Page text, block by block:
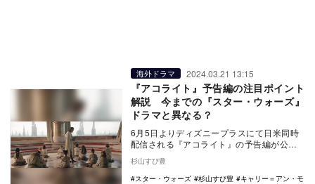
海外ドラマ 2024.03.21 13:15
『アコライト』予告編の注目ポイント
解説 今までの『スター・ウォーズ』
ドラマと異なる？
6月5日よりディズニープラスにて日米同時
配信される『アコライト』の予告編が公開
をベースにし…
杉山すぴ豊
スター・ウォーズ
杉山すぴ豊
キャリー＝アン・モ